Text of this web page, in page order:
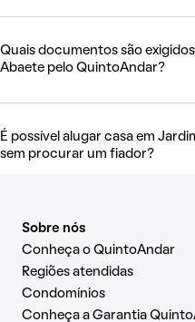
Quais documentos são
Abaete pelo QuintoAndar?
É possível alugar casa em
sem procurar um fiador?
Sobre nós
Conheça o QuintoAndar
Regiões atendidas
Condomínios
Conheça a Garantia